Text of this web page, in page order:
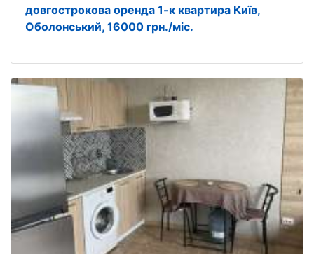
довгострокова оренда 1-к квартира Київ,
Оболонський, 16000 грн./міс.